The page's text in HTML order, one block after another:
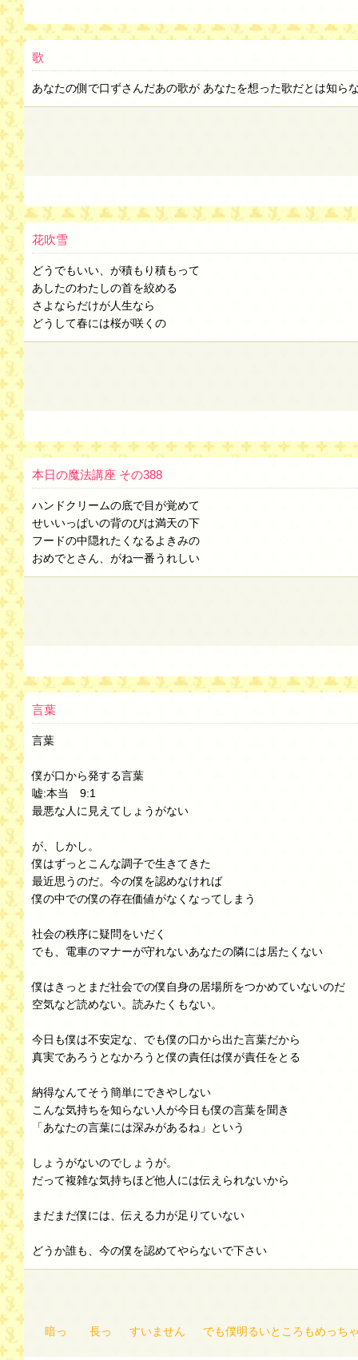
歌
あなたの側で口ずさんだあの歌が あなたを想った歌だとは知ら
花吹雪
どうでもいい、が積もり積もって
あしたのわたしの首を絞める
さよならだけが人生なら
どうして春には桜が咲くの
本日の魔法講座 その388
ハンドクリームの底で目が覚めて
せいいっぱいの背のびは満天の下
フードの中隠れたくなるよきみの
おめでとさん、がね一番うれしい
言葉
言葉
僕が口から発する言葉
嘘:本当 9:1
最悪な人に見えてしょうがない
が、しかし。
僕はずっとこんな調子で生きてきた
最近思うのだ。今の僕を認めなければ
僕の中での僕の存在価値がなくなってしまう
社会の秩序に疑問をいだく
でも、電車のマナーが守れないあなたの隣には居たくない
僕はきっとまだ社会での僕自身の居場所をつかめていないのだ
空気など読めない。読みたくもない。
今日も僕は不安定な、でも僕の口から出た言葉だから
真実であろうとなかろうと僕の責任は僕が責任をとる
納得なんてそう簡単にできやしない
こんな気持ちを知らない人が今日も僕の言葉を聞き
「あなたの言葉には深みがあるね」という
しょうがないのでしょうが。
だって複雑な気持ちほど他人には伝えられないから
まだまだ僕には、伝える力が足りていない
どうか誰も、今の僕を認めてやらないで下さい
暗っ 長っ すいません でも僕明るいところもめっち